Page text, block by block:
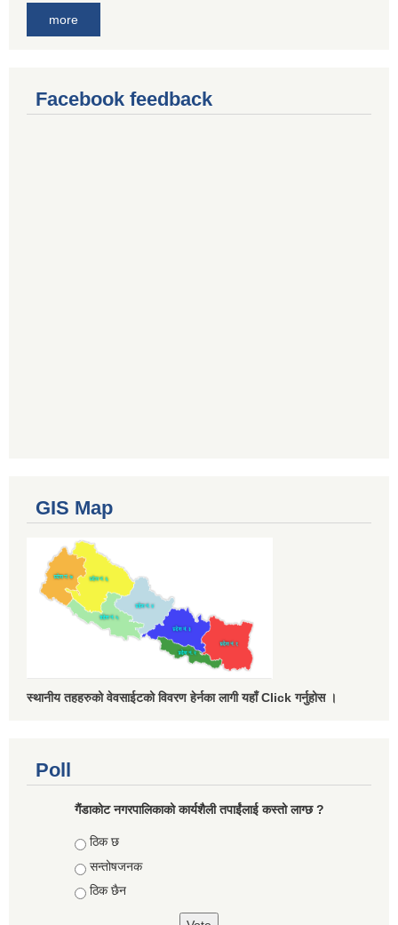
more
Facebook feedback
GIS Map
स्थानीय तहहरुको वेवसाईटको विवरण हेर्नका लागी यहाँ Click गर्नुहोस ।
Poll
गैंडाकोट नगरपालिकाको कार्यशैली तपाईंलाई कस्तो लाग्छ ?
Choices
ठिक छ
सन्तोषजनक
ठिक छैन